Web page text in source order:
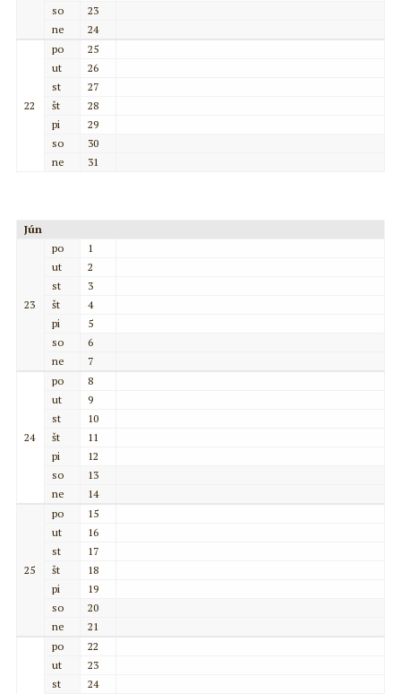
so
23
ne
24
22
po
25
ut
26
st
27
št
28
pi
29
so
30
ne
31
Jún
23
po
1
ut
2
st
3
št
4
pi
5
so
6
ne
7
24
po
8
ut
9
st
10
št
11
pi
12
so
13
ne
14
25
po
15
ut
16
st
17
št
18
pi
19
so
20
ne
21
po
22
ut
23
st
24